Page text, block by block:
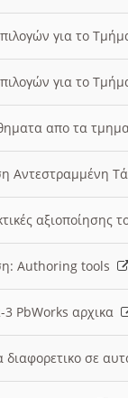
για το
για το
απο τα
Αντεστραμμένη
αξιοποίησης
Authoring tools
3 PbWorks αρχικα
διαφορετικο σε